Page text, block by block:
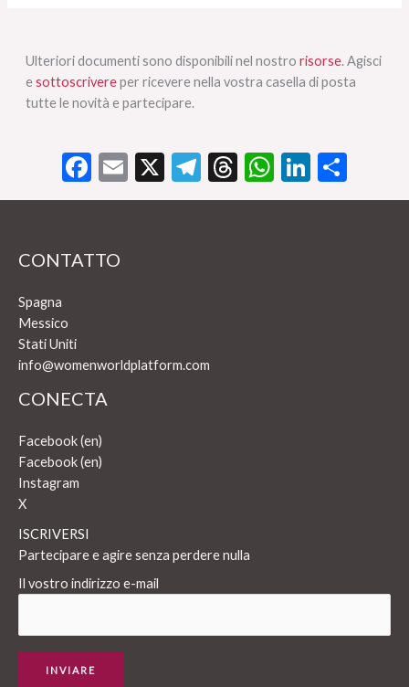
Ulteriori documenti sono disponibili nel nostro risorse. Agisci
esottoscrivereper ricevere nella vostra casella di posta
tutte le novità e partecipare.
Facebook
Email
X Telegram
Threads
WhatsApp
CONTATTO
Spagna
Messico
Stati Uniti
info@womenworldplatform.com
CONECTA
Facebook (en)
Facebook (en)
Instagram
X
ISCRIVERSI
Partecipare e agire senza perdere nulla
Il vostro indirizzo e-mail